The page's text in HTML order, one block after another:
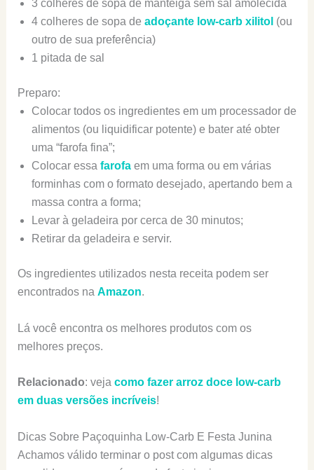
3 colheres de sopa de manteiga sem sal amolecida
4 colheres de sopa de adoçante low-carb xilitol (ou
outro de sua preferência)
1 pitada de sal
Preparo:
Colocar todos os ingredientes em um processador de
alimentos (ou liquidificar potente) e bater até obter
uma “farofa fina”;
Colocar essa farofaem uma forma ou em várias
forminhas com o formato desejado, apertando bem a
massa contra a forma;
Levar à geladeira por cerca de 30 minutos;
Retirar da geladeira e servir.
Os ingredientes utilizados nesta receita podem ser
encontrados na Amazon.
Lá você encontra os melhores produtos com os
melhores preços.
Relacionado: veja como fazer arroz doce low-carb
em duas versões incríveis!
Dicas Sobre Paçoquinha Low-Carb E Festa Junina
Achamos válido terminar o post com algumas dicas